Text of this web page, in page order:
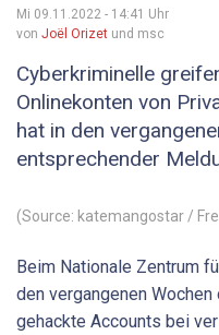
Mi 09.11.2022 - 14:41 Uhr
von Joël Orizet und msc
Cyberkriminelle
Onlinekonten von
hat in den
entsprechender
(Source: katemangostar /
Beim Nationale Zentrum
den vergangenen
gehackte Accounts bei